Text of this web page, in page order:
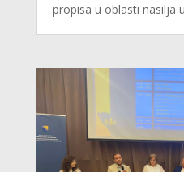
propisa u oblasti nasilja